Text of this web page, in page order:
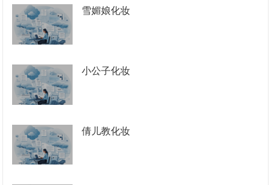
雪媚娘化妆
小公子化妆
倩儿教化妆